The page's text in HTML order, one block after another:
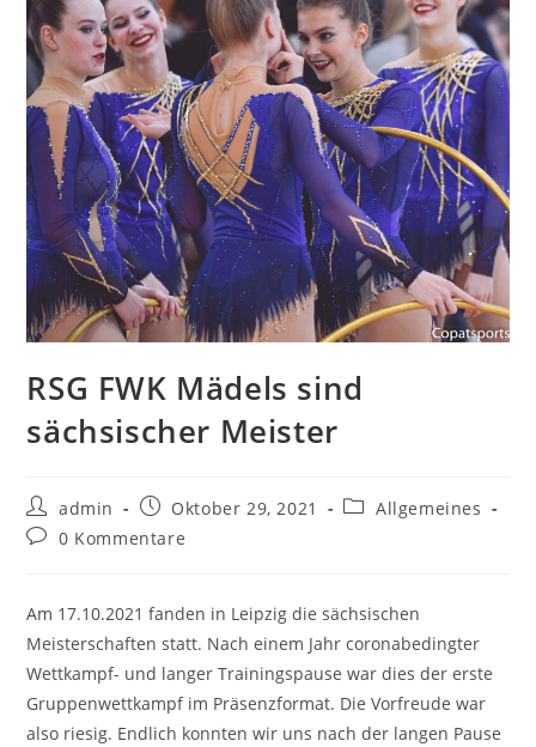
RSG FWK Mädels sind
sächsischer Meister
Beitrags-
Autor:
admin
Beitrag
veröffentlicht:
Oktober 29, 2021
Beitrags-
Allgemeines
Beitrags-
0 Kommentare
Am 17.10.2021 fanden in Leipzig die sächsischen
Meisterschaften statt. Nach einem Jahr coronabedingter
Wettkampf- und langer Trainingspause war dies der erste
Gruppenwettkampf im Präsenzformat. Die Vorfreude war
also riesig. Endlich konnten wir uns nach der langen Pause